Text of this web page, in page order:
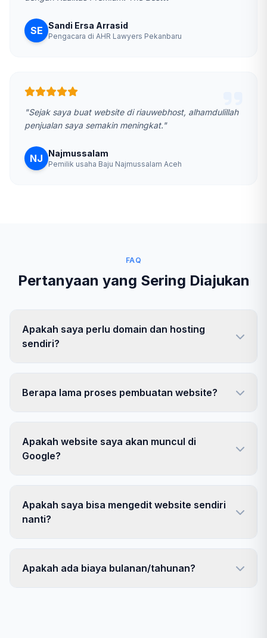
SE Sandi Ersa Arrasid
Pengacara di AHR Lawyers Pekanbaru
"Sejak saya buat website di riauwebhost, alhamdulillah
penjualan saya semakin meningkat."
NJ Najmussalam
Pemilik usaha Baju Najmussalam Aceh
FAQ
Pertanyaan yang Sering Diajukan
Apakah saya perlu domain dan hosting
sendiri?
Berapa lama proses pembuatan website?
Apakah website saya akan muncul di
Google?
Apakah saya bisa mengedit website sendiri
nanti?
Apakah ada biaya bulanan/tahunan?